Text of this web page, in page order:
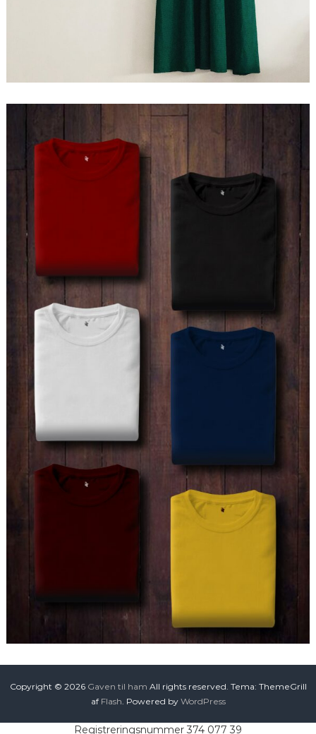
Copyright © 2026 Gaven til ham All rights reserved. Tema: ThemeGrill
af Flash . Powered by WordPress
Registreringsnummer 374 077 39